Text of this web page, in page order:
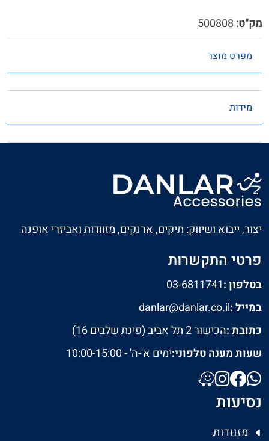
מק"ט:
מפרט מוצר
מידות
יצור, ייבוא ושיווק: תיקים, ארנקים, מזוודות ואביזרי אופנה
פרטי התקשרות
בטלפון :03-6811741
במייל :danlar@danlar.co.il
כתובת :הכישור 2 תל אביב (פינת שלבים 16)
שעות מענה טלפוני:ימים א'-ה' - 10:00-15:00
נסיעות
מזוודות